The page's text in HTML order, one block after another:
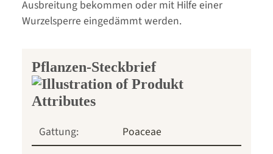
Ausbreitung bekommen oder mit Hilfe einer
Wurzelsperre eingedämmt werden.
Pflanzen-Steckbrief
Gattung: Poaceae